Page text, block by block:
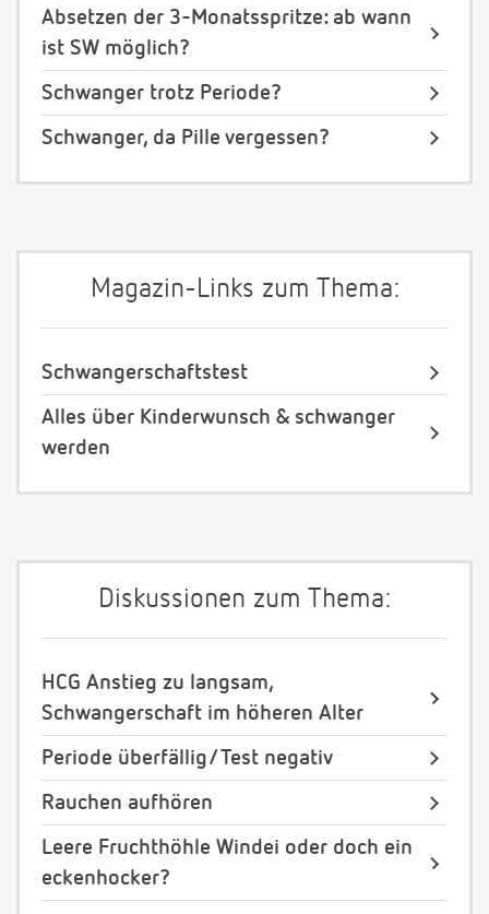
Absetzen der 3-Monatsspritze: ab wann
ist SW möglich?
Schwanger trotz Periode?
Schwanger, da Pille vergessen?
Magazin-Links zum Thema:
Schwangerschaftstest
Alles über Kinderwunsch & schwanger
werden
Diskussionen zum Thema:
HCG Anstieg zu langsam,
Schwangerschaft im höheren Alter
Periode überfällig/ Test negativ
Rauchen aufhören
Leere Fruchthöhle Windei oder doch ein
eckenhocker?